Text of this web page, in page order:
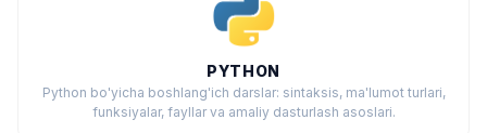
PYTHON
Python bo'yicha boshlang'ich darslar: sintaksis, ma'lumot turlari,
funksiyalar, fayllar va amaliy dasturlash asoslari.